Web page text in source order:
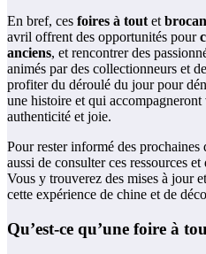
En bref, ces foires à toutet
avril offrent des opportunités pour
anciens, et rencontrer des
animés par des collectionneurs et
profiter du déroulé du jour pour
une histoire et qui
authenticité et joie.
Pour rester informé des
aussi de consulter ces ressources
Vous y trouverez des mises à jour
cette expérience de chine et de
Qu’est-ce qu’une foire à